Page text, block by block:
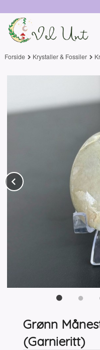
til
innholdet
Forside Krystaller & Fossiler
Prev
Grønn
(Garnieritt)